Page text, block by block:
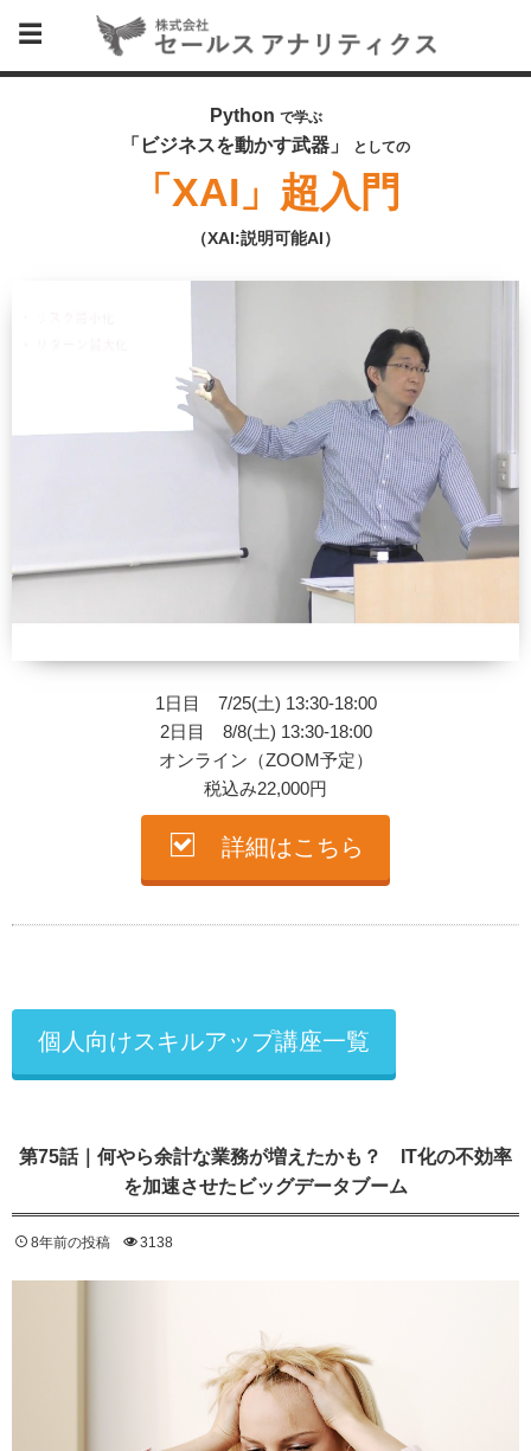
Python で学ぶ
「ビジネスを動かす武器」 としての
「XAI」超入門
（XAI:説明可能AI）
1日目 7/25(土) 13:30-18:00
2日目 8/8(土) 13:30-18:00
オンライン（ZOOM予定）
税込み22,000円
詳細はこちら
個人向けスキルアップ講座一覧
第75話｜何やら余計な業務が増えたかも？ IT化の不効率
を加速させたビッグデータブーム
8年前の投稿 3138